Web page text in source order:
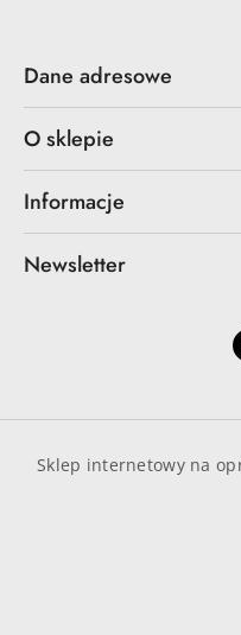
Dane adresowe
O sklepie
Informacje
Newsletter
Sklep internetowy na